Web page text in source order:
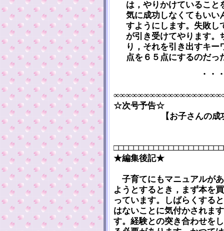
は，やりかけていること
気に成功しなくてもいい
すようにします。失敗し
が引き受けてやります。
り，それを引き出すキ
点を６５点にするのだっ
・・
☆次号予告☆
【お子さんの
★編集後記★
子育てにもマニュアルが
ようとするとき，まず本を
っています。しばらくする
はないことに気付かされま
す。経験との突き合わせを